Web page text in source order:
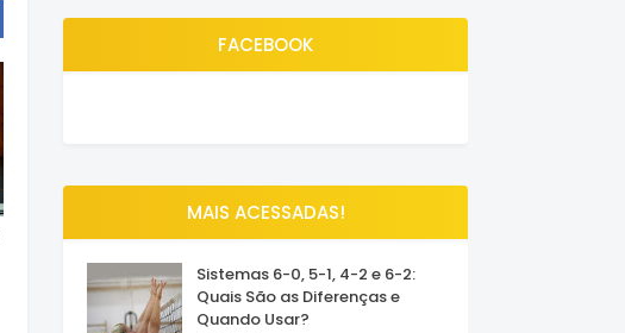
FACEBOOK
MAIS ACESSADAS!
Sistemas 6-0, 5-1, 4-2 e 6-2:
Quais São as Diferenças e
Quando Usar?